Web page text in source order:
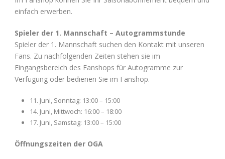
einfach erwerben.
Spieler der 1. Mannschaft – Autogrammstunde
Spieler der 1. Mannschaft suchen den Kontakt mit unseren
Fans. Zu nachfolgenden Zeiten stehen sie im
Eingangsbereich des Fanshops für Autogramme zur
Verfügung oder bedienen Sie im Fanshop.
11. Juni, Sonntag: 13:00 – 15:00
14. Juni, Mittwoch: 16:00 – 18:00
17. Juni, Samstag: 13:00 – 15:00
Öffnungszeiten der OGA